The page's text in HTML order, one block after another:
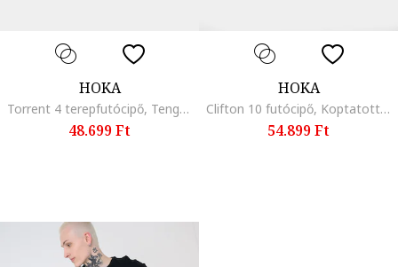
HOKA
Torrent 4 terepfutócipő, Tengerészkék
48.699 Ft
HOKA
Clifton 10 futócipő, Koptatott fekete
54.899 Ft